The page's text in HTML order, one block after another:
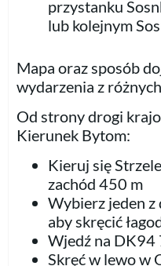
przystanku
lub kolejnym
Mapa oraz sposób
wydarzenia z
Od strony drogi
Kierunek Bytom:
Kieruj się
zachód 450 m
Wybierz jeden z
aby skręcić
Wjedź na DK94
Skręć w lewo w